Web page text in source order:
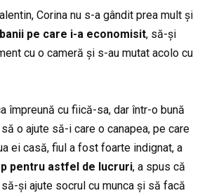
Corina nu s-a gândit prea mult și
pe care i-a economisit, să-și
cu o cameră și s-au mutat acolo cu
împreună cu fiică-sa, dar într-o bună
o ajute să-i care o canapea, pe care
ei casă, fiul a fost foarte indignat, a
pentru astfel de lucruri, a spus că
și ajute socrul cu munca și să facă